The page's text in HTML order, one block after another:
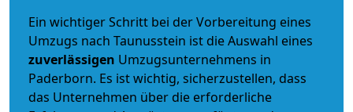
Ein wichtiger Schritt bei der Vorbereitung eines
Umzugs nach Taunusstein ist die Auswahl eines
zuverlässigen Umzugsunternehmens in
Paderborn. Es ist wichtig, sicherzustellen, dass
das Unternehmen über die erforderliche